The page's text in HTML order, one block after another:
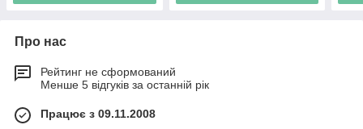
Про нас
Рейтинг не сформований
Менше 5 відгуків за останній рік
Працює з 09.11.2008